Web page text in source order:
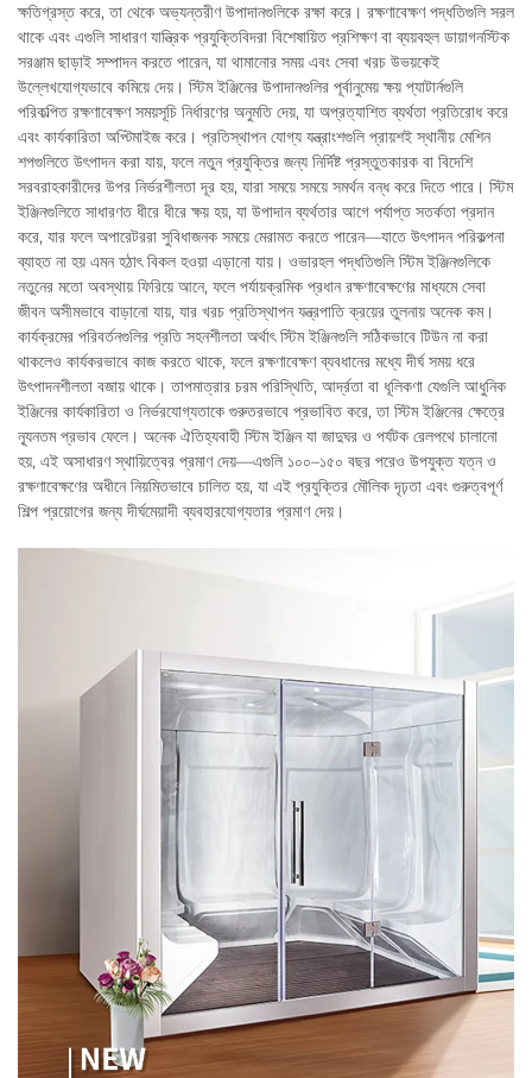
ক্ষতিগ্রস্ত করে, তা থেকে অভ্যন্তরীণ উপাদানগুলিকে রক্ষা করে। রক্ষণাবেক্ষণ পদ্ধতিগুলি সরল
থাকে এবং এগুলি সাধারণ যান্ত্রিক প্রযুক্তিবিদরা বিশেষায়িত প্রশিক্ষণ বা ব্যয়বহুল ডায়াগনস্টিক
সরঞ্জাম ছাড়াই সম্পাদন করতে পারেন, যা থামানোর সময় এবং সেবা খরচ উভয়কেই
উল্লেখযোগ্যভাবে কমিয়ে দেয়। স্টিম ইঞ্জিনের উপাদানগুলির পূর্বানুমেয় ক্ষয় প্যাটার্নগুলি
পরিকল্পিত রক্ষণাবেক্ষণ সময়সূচি নির্ধারণের অনুমতি দেয়, যা অপ্রত্যাশিত ব্যর্থতা প্রতিরোধ করে
এবং কার্যকারিতা অপ্টিমাইজ করে। প্রতিস্থাপন যোগ্য যন্ত্রাংশগুলি প্রায়শই স্থানীয় মেশিন
শপগুলিতে উৎপাদন করা যায়, ফলে নতুন প্রযুক্তির জন্য নির্দিষ্ট প্রস্তুতকারক বা বিদেশি
সরবরাহকারীদের উপর নির্ভরশীলতা দূর হয়, যারা সময়ে সময়ে সমর্থন বন্ধ করে দিতে পারে। স্টিম
ইঞ্জিনগুলিতে সাধারণত ধীরে ধীরে ক্ষয় হয়, যা উপাদান ব্যর্থতার আগে পর্যাপ্ত সতর্কতা প্রদান
করে, যার ফলে অপারেটররা সুবিধাজনক সময়ে মেরামত করতে পারেন—যাতে উৎপাদন পরিকল্পনা
ব্যাহত না হয় এমন হঠাৎ বিকল হওয়া এড়ানো যায়। ওভারহল পদ্ধতিগুলি স্টিম ইঞ্জিনগুলিকে
নতুনের মতো অবস্থায় ফিরিয়ে আনে, ফলে পর্যায়ক্রমিক প্রধান রক্ষণাবেক্ষণের মাধ্যমে সেবা
জীবন অসীমভাবে বাড়ানো যায়, যার খরচ প্রতিস্থাপন যন্ত্রপাতি ক্রয়ের তুলনায় অনেক কম।
কার্যক্রমের পরিবর্তনগুলির প্রতি সহনশীলতা অর্থাৎ স্টিম ইঞ্জিনগুলি সঠিকভাবে টিউন না করা
থাকলেও কার্যকরভাবে কাজ করতে থাকে, ফলে রক্ষণাবেক্ষণ ব্যবধানের মধ্যে দীর্ঘ সময় ধরে
উৎপাদনশীলতা বজায় থাকে। তাপমাত্রার চরম পরিস্থিতি, আর্দ্রতা বা ধূলিকণা যেগুলি আধুনিক
ইঞ্জিনের কার্যকারিতা ও নির্ভরযোগ্যতাকে গুরুতরভাবে প্রভাবিত করে, তা স্টিম ইঞ্জিনের ক্ষেত্রে
ন্যূনতম প্রভাব ফেলে। অনেক ঐতিহ্যবাহী স্টিম ইঞ্জিন যা জাদুঘর ও পর্যটক রেলপথে চালানো
হয়, এই অসাধারণ স্থায়িত্বের প্রমাণ দেয়—এগুলি ১০০–১৫০ বছর পরেও উপযুক্ত যত্ন ও
রক্ষণাবেক্ষণের অধীনে নিয়মিতভাবে চালিত হয়, যা এই প্রযুক্তির মৌলিক দৃঢ়তা এবং গুরুত্বপূর্ণ
শিল্প প্রয়োগের জন্য দীর্ঘমেয়াদী ব্যবহারযোগ্যতার প্রমাণ দেয়।